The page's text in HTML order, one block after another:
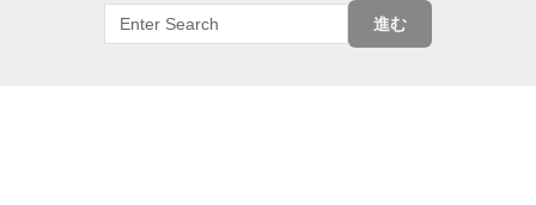
進む